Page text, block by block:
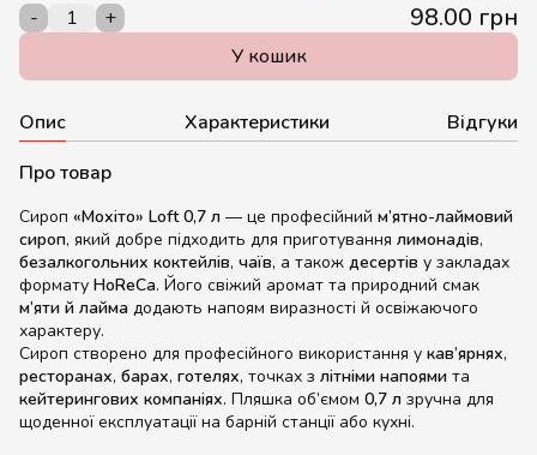
- + 98.00 грн
У кошик
Опис Характеристики
Відгуки
Про товар
Сироп «Мохіто» Loft 0,7 л — це професійний м’ятно-лаймовий
сироп, який добре підходить для приготування лимонадів,
безалкогольних коктейлів, чаїв, а також десертів у закладах
формату HoReCa. Його свіжий аромат та природний смак
м’яти й лайма додають напоям виразності й освіжаючого
характеру.
Сироп створено для професійного використання у кав’ярнях,
ресторанах, барах, готелях, точках з літніми напоями та
кейтерингових компаніях. Пляшка об’ємом 0,7 л зручна для
щоденної експлуатації на барній станції або кухні.